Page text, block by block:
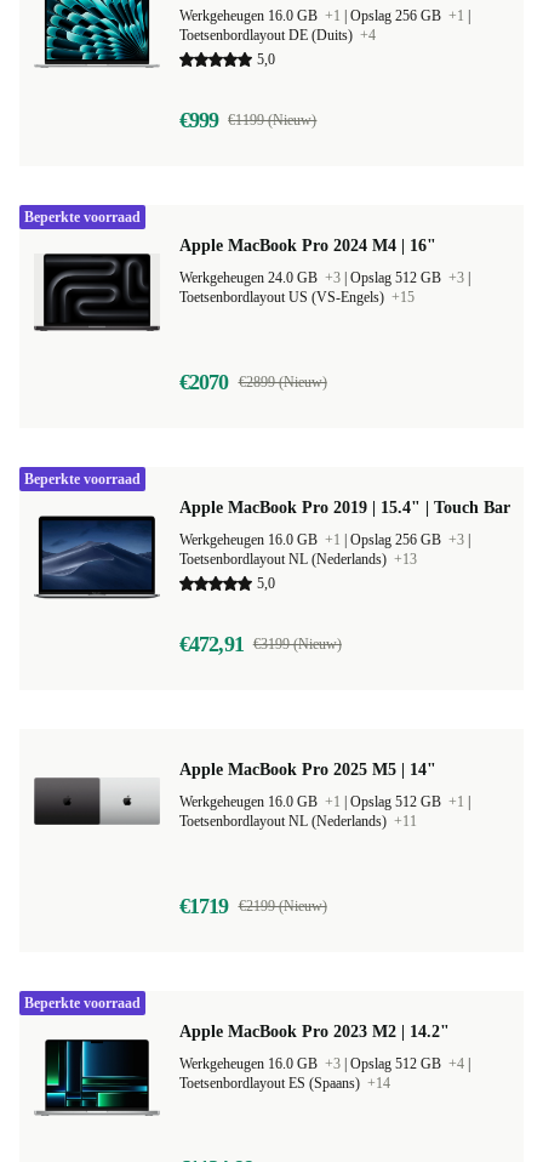
Werkgeheugen 16.0 GB +1 Opslag 256 GB +1
Toetsenbordlayout DE (Duits) +4
5,0
€999 €1199 (Nieuw)
Apple MacBook Pro 2024 M4 | 16"
Werkgeheugen 24.0 GB +3 Opslag 512 GB +3
Toetsenbordlayout US (VS-Engels) +15
€2070 €2899 (Nieuw)
Beperkte voorraad
Apple MacBook Pro 2019 | 15.4" | Touch Bar
Werkgeheugen 16.0 GB +1 Opslag 256 GB +3
Toetsenbordlayout NL (Nederlands) +13
5,0
€472,91 €3199 (Nieuw)
Beperkte voorraad
Apple MacBook Pro 2025 M5 | 14"
Werkgeheugen 16.0 GB +1 Opslag 512 GB +1
Toetsenbordlayout NL (Nederlands) +11
€1719 €2199 (Nieuw)
Apple MacBook Pro 2023 M2 | 14.2"
Werkgeheugen 16.0 GB +3 Opslag 512 GB +4
Toetsenbordlayout ES (Spaans) +14
Beperkte voorraad